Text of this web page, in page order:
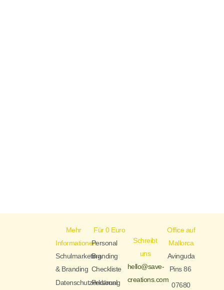
Mehr
Informationen
Schulmarketing
& Branding
Datenschutzerklärung
Für 0 Euro
Personal
Branding
Checkliste
Personal
Schreibt
uns
hello@save-
creations.com
Office auf
Mallorca
Avinguda
Pins 86
07680